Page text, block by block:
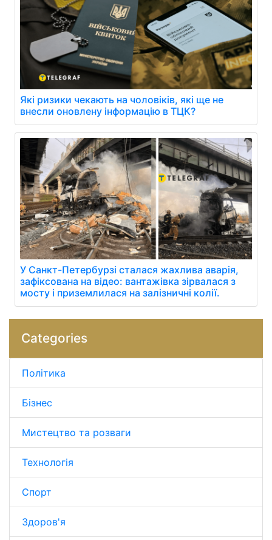
Які ризики чекають на чоловіків, які ще не
внесли оновлену інформацію в ТЦК?
У Санкт-Петербурзі сталася жахлива аварія,
зафіксована на відео: вантажівка зірвалася з
мосту і приземлилася на залізничні колії.
Categories
Політика
Бізнес
Мистецтво та розваги
Технологія
Спорт
Здоров'я